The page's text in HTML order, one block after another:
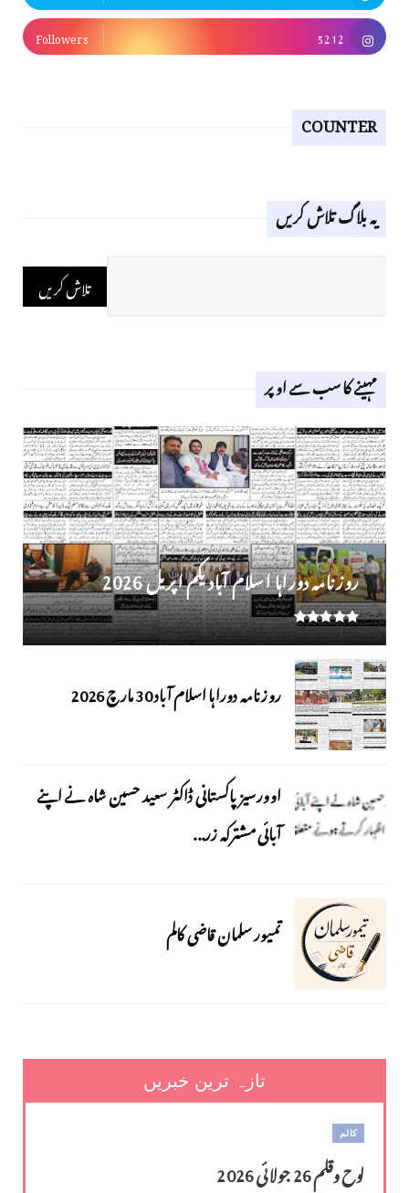
5212
Followers
COUNTER
یہ بلاگ تلاش کریں
مہینے کا سب سے اوپر
روز نامہ دوراہا اسلام آباد یکم اپریل 2026
روزنامہ دوراہا اسلام آباد 30 مارچ 2026
اوورسیز پاکستانی ڈاکٹر سعید حسین شاہ نے اپنے
آبائی مشترکہ زر...
تمیور سلمان قاضی کالم
تازہ ترین خبریں
کالم
لوح وقلم 26 جولائی 2026